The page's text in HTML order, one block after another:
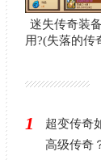
迷失传奇装
用?(失落的传
1
超变传奇
高级传奇